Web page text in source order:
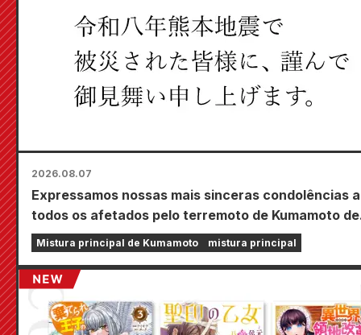
2026.08.07
Expressamos nossas mais sinceras condolências a
todos os afetados pelo terremoto de Kumamoto de
2026.
Mistura principal de Kumamoto mistura principal